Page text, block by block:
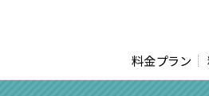
料金プラン